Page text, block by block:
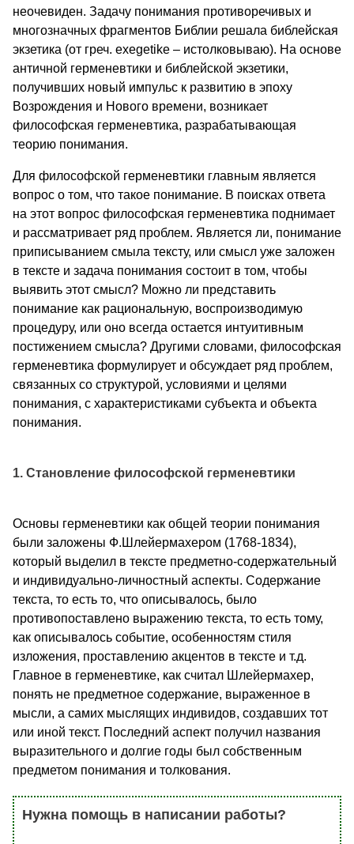
неочевиден. Задачу понимания противоречивых и
многозначных фрагментов Библии решала библейская
экзетика (от греч. exegetike – истолковываю). На основе
античной герменевтики и библейской экзетики,
получивших новый импульс к развитию в эпоху
Возрождения и Нового времени, возникает
философская герменевтика, разрабатывающая
теорию понимания.
Для философской герменевтики главным является
вопрос о том, что такое понимание. В поисках ответа
на этот вопрос философская герменевтика поднимает
и рассматривает ряд проблем. Является ли, понимание
приписыванием смыла тексту, или смысл уже заложен
в тексте и задача понимания состоит в том, чтобы
выявить этот смысл? Можно ли представить
понимание как рациональную, воспроизводимую
процедуру, или оно всегда остается интуитивным
постижением смысла? Другими словами, философская
герменевтика формулирует и обсуждает ряд проблем,
связанных со структурой, условиями и целями
понимания, с характеристиками субъекта и объекта
понимания.
1. Становление философской герменевтики
Основы герменевтики как общей теории понимания
были заложены Ф.Шлейермахером (1768-1834),
который выделил в тексте предметно-содержательный
и индивидуально-личностный аспекты. Содержание
текста, то есть то, что описывалось, было
противопоставлено выражению текста, то есть тому,
как описывалось событие, особенностям стиля
изложения, проставлению акцентов в тексте и т.д.
Главное в герменевтике, как считал Шлейермахер,
понять не предметное содержание, выраженное в
мысли, а самих мыслящих индивидов, создавших тот
или иной текст. Последний аспект получил названия
выразительного и долгие годы был собственным
предметом понимания и толкования.
Нужна помощь в написании работы?